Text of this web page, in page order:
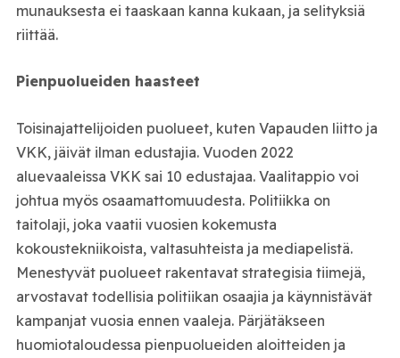
munauksesta ei taaskaan kanna kukaan, ja selityksiä
riittää.
Pienpuolueiden haasteet
Toisinajattelijoiden puolueet, kuten Vapauden liitto ja
VKK, jäivät ilman edustajia. Vuoden 2022
aluevaaleissa VKK sai 10 edustajaa. Vaalitappio voi
johtua myös osaamattomuudesta. Politiikka on
taitolaji, joka vaatii vuosien kokemusta
kokoustekniikoista, valtasuhteista ja mediapelistä.
Menestyvät puolueet rakentavat strategisia tiimejä,
arvostavat todellisia politiikan osaajia ja käynnistävät
kampanjat vuosia ennen vaaleja. Pärjätäkseen
huomiotaloudessa pienpuolueiden aloitteiden ja